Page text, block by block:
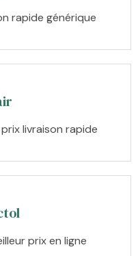
rapide générique
livraison rapide
prix en ligne